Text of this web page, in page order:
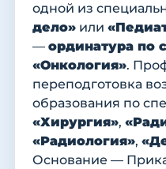
одной из
дело» или
— ординатура по
«Онкология».
переподготовка
образования по
«Хирургия»,
«Радиология»,
Основание —